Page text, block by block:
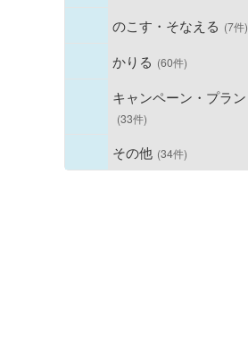
のこす・そなえる (7件)
かりる (60件)
キャンペーン・プラン
(33件)
その他 (34件)